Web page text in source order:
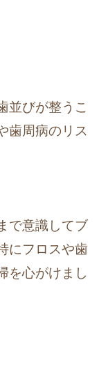
並びが整うこ
歯周病のリス
で意識してブ
にフロスや歯
を心がけまし